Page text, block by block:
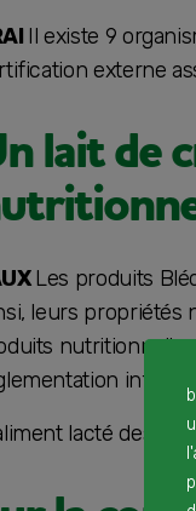
Il existe 9
externe
lait de
Les produits
leurs propriétés
lacté